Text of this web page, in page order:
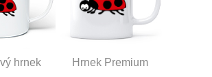
hrnek Hrnek Premium